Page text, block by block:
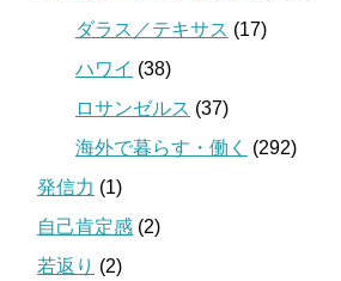
ダラス／テキサス (17)
ハワイ (38)
ロサンゼルス (37)
海外で暮らす・働く
(292)
発信力 (1)
自己肯定感 (2)
若返り (2)